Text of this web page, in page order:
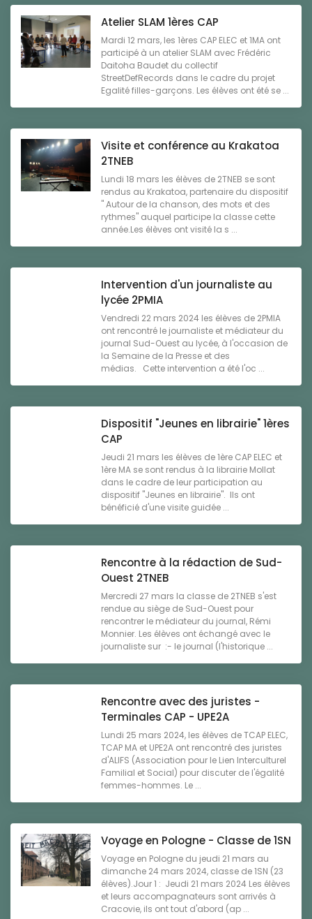
Atelier SLAM 1ères CAP
Mardi 12 mars, les 1ères CAP ELEC et 1MA ont
participé à un atelier SLAM avec Frédéric
Daitoha Baudet du collectif
StreetDefRecords dans le cadre du projet
Egalité filles-garçons. Les élèves ont été se ...
Visite et conférence au Krakatoa
2TNEB
Lundi 18 mars les élèves de 2TNEB se sont
rendus au Krakatoa, partenaire du dispositif
" Autour de la chanson, des mots et des
rythmes" auquel participe la classe cette
année.Les élèves ont visité la s ...
Intervention d'un journaliste au
lycée 2PMIA
Vendredi 22 mars 2024 les élèves de 2PMIA
ont rencontré le journaliste et médiateur du
journal Sud-Ouest au lycée, à l'occasion de
la Semaine de la Presse et des
médias. Cette intervention a été l'oc ...
Dispositif "Jeunes en librairie" 1ères
CAP
Jeudi 21 mars les élèves de 1ère CAP ELEC et
1ère MA se sont rendus à la librairie Mollat
dans le cadre de leur participation au
dispositif "Jeunes en librairie". Ils ont
bénéficié d'une visite guidée ...
Rencontre à la rédaction de Sud-
Ouest 2TNEB
Mercredi 27 mars la classe de 2TNEB s'est
rendue au siège de Sud-Ouest pour
rencontrer le médiateur du journal, Rémi
Monnier. Les élèves ont échangé avec le
journaliste sur :- le journal (l'historique ...
Rencontre avec des juristes -
Terminales CAP - UPE2A
Lundi 25 mars 2024, les élèves de TCAP ELEC,
TCAP MA et UPE2A ont rencontré des juristes
d'ALIFS (Association pour le Lien Interculturel
Familial et Social) pour discuter de l'égalité
femmes-hommes. Le ...
Voyage en Pologne - Classe de 1SN
Voyage en Pologne du jeudi 21 mars au
dimanche 24 mars 2024, classe de 1SN (23
élèves).Jour 1 : Jeudi 21 mars 2024 Les élèves
et leurs accompagnateurs sont arrivés à
Cracovie, ils ont tout d'abord (ap ...